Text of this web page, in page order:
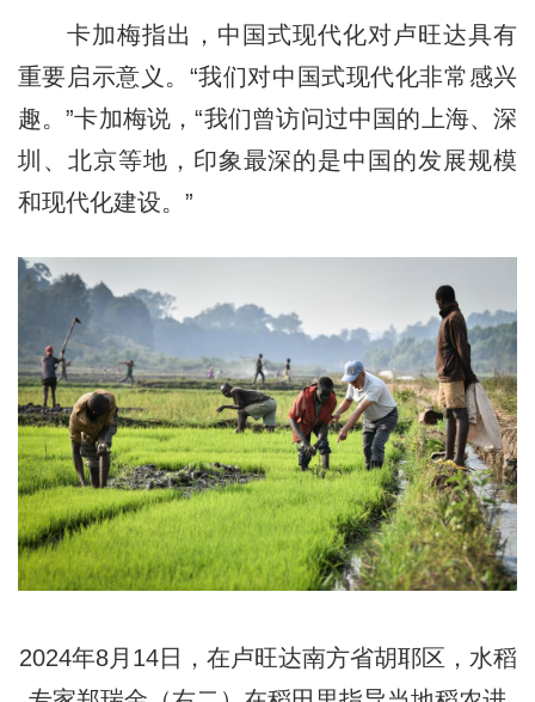
卡加梅指出，中国式现代化对卢旺达具有
重要启示意义。“我们对中国式现代化非常感兴
趣。”卡加梅说，“我们曾访问过中国的上海、深
圳、北京等地，印象最深的是中国的发展规模
和现代化建设。”
2024年8月14日，在卢旺达南方省胡耶区，水稻